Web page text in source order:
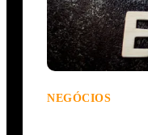
NEGÓCIOS